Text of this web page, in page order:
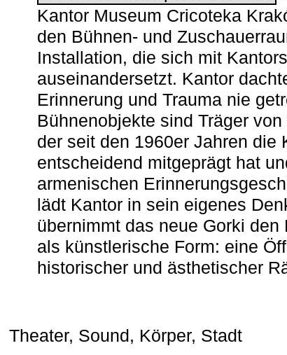
Kantor Museum Cricoteka
den Bühnen- und
Installation, die sich mit
auseinandersetzt. Kantor
Erinnerung und Trauma nie
Bühnenobjekte sind Träger
der seit den 1960er Jahren die
entscheidend mitgeprägt hat
armenischen
lädt Kantor in sein eigenes
übernimmt das neue Gorki den
als künstlerische Form: eine
historischer und ästhetischer
Theater, Sound, Körper, Stadt